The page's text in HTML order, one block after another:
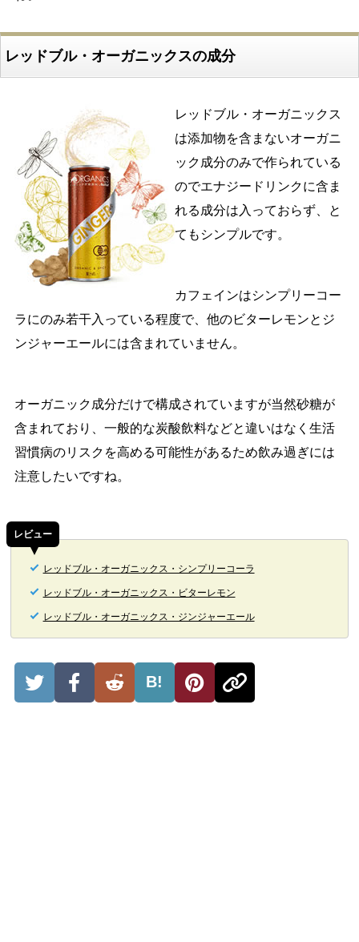
レッドブル・オーガニックスの成分
レッドブル・オーガニックス
は添加物を含まないオーガニ
ック成分のみで作られている
のでエナジードリンクに含ま
れる成分は入っておらず、と
てもシンプルです。
カフェインはシンプリーコー
ラにのみ若干入っている程度で、他のビターレモンとジ
ンジャーエールには含まれていません。
オーガニック成分だけで構成されていますが当然砂糖が
含まれており、一般的な炭酸飲料などと違いはなく生活
習慣病のリスクを高める可能性があるため飲み過ぎには
注意したいですね。
レビュー
レッドブル・オーガニックス・シンプリーコーラ
レッドブル・オーガニックス・ビターレモン
レッドブル・オーガニックス・ジンジャーエール
B!